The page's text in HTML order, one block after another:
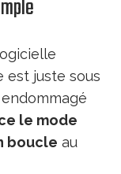
est juste sous
le mode
boucle au